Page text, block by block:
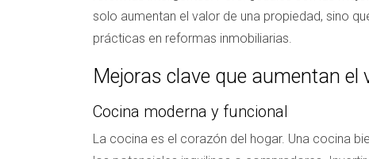
solo aumentan el valor de una propiedad, sino
prácticas en reformas inmobiliarias.
Mejoras clave que aumentan el
Cocina moderna y funcional
La cocina es el corazón del hogar. Una cocina